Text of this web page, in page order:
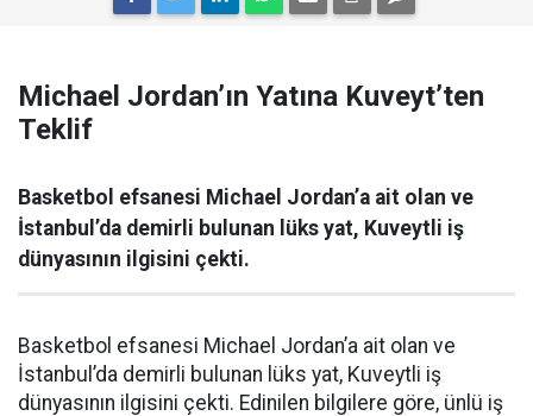
Michael Jordan’ın Yatına Kuveyt’ten
Teklif
Basketbol efsanesi Michael Jordan’a ait olan ve
İstanbul’da demirli bulunan lüks yat, Kuveytli iş
dünyasının ilgisini çekti.
Basketbol efsanesi Michael Jordan’a ait olan ve
İstanbul’da demirli bulunan lüks yat, Kuveytli iş
dünyasının ilgisini çekti. Edinilen bilgilere göre, ünlü iş